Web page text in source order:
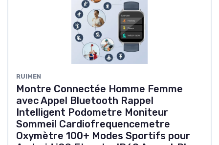
RUIMEN
Montre Connectée Homme Femme
avec Appel Bluetooth Rappel
Intelligent Podometre Moniteur
Sommeil Cardiofrequencemetre
Oxymètre 100+ Modes Sportifs pour